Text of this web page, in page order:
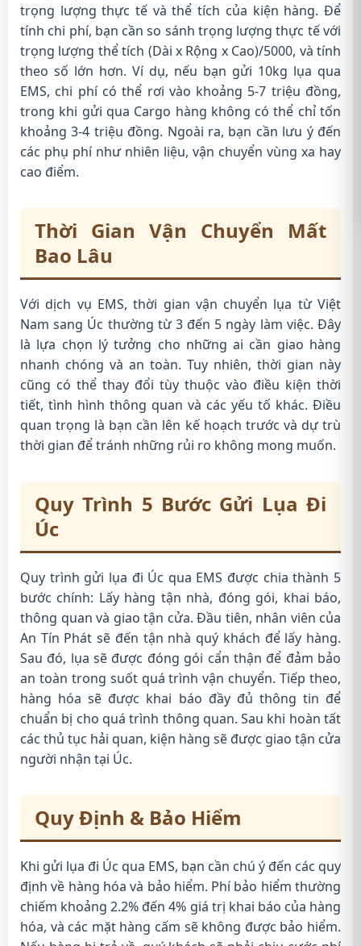
trọng lượng thực tế và thể tích của kiện hàng. Để
tính chi phí, bạn cần so sánh trọng lượng thực tế với
trọng lượng thể tích (Dài x Rộng x Cao)/5000, và tính
theo số lớn hơn. Ví dụ, nếu bạn gửi 10kg lụa qua
EMS, chi phí có thể rơi vào khoảng 5-7 triệu đồng,
trong khi gửi qua Cargo hàng không có thể chỉ tốn
khoảng 3-4 triệu đồng. Ngoài ra, bạn cần lưu ý đến
các phụ phí như nhiên liệu, vận chuyển vùng xa hay
cao điểm.
Thời Gian Vận Chuyển Mất
Bao Lâu
Với dịch vụ EMS, thời gian vận chuyển lụa từ Việt
Nam sang Úc thường từ 3 đến 5 ngày làm việc. Đây
là lựa chọn lý tưởng cho những ai cần giao hàng
nhanh chóng và an toàn. Tuy nhiên, thời gian này
cũng có thể thay đổi tùy thuộc vào điều kiện thời
tiết, tình hình thông quan và các yếu tố khác. Điều
quan trọng là bạn cần lên kế hoạch trước và dự trù
thời gian để tránh những rủi ro không mong muốn.
Quy Trình 5 Bước Gửi Lụa Đi
Úc
Quy trình gửi lụa đi Úc qua EMS được chia thành 5
bước chính: Lấy hàng tận nhà, đóng gói, khai báo,
thông quan và giao tận cửa. Đầu tiên, nhân viên của
An Tín Phát sẽ đến tận nhà quý khách để lấy hàng.
Sau đó, lụa sẽ được đóng gói cẩn thận để đảm bảo
an toàn trong suốt quá trình vận chuyển. Tiếp theo,
hàng hóa sẽ được khai báo đầy đủ thông tin để
chuẩn bị cho quá trình thông quan. Sau khi hoàn tất
các thủ tục hải quan, kiện hàng sẽ được giao tận cửa
người nhận tại Úc.
Quy Định & Bảo Hiểm
Khi gửi lụa đi Úc qua EMS, bạn cần chú ý đến các quy
định về hàng hóa và bảo hiểm. Phí bảo hiểm thường
chiếm khoảng 2.2% đến 4% giá trị khai báo của hàng
hóa, và các mặt hàng cấm sẽ không được bảo hiểm.